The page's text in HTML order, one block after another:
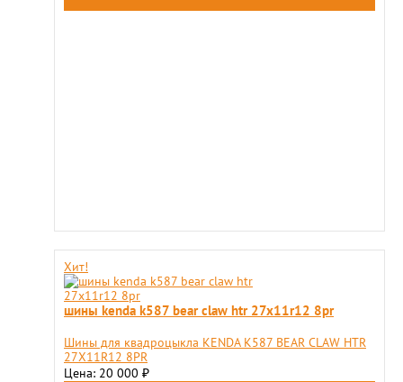
Хит!
шины kenda k587 bear claw htr 27x11r12 8pr
Шины для квадроцыкла KENDA K587 BEAR CLAW HTR
27X11R12 8PR
Цена: 20 000 ₽